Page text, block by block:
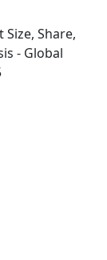
Share,
- Global